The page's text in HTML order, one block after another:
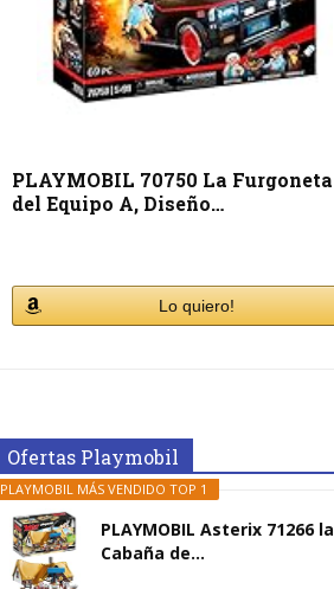
PLAYMOBIL 70750 La Furgoneta
del Equipo A, Diseño…
Lo quiero!
Ofertas Playmobil
PLAYMOBIL MÁS VENDIDO TOP 1
PLAYMOBIL Asterix 71266 la
Cabaña de...